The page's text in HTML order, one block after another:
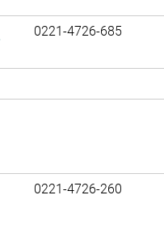
0221-4726-685
0221-4726-260